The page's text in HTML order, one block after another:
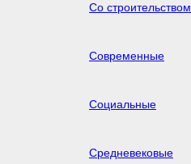
Со строительством
Современные
Социальные
Средневековые